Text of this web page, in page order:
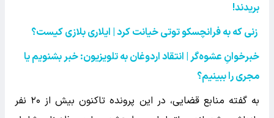
بریدند!
زنی که به فرانچسکو توتی خیانت کرد | ایلاری بلازی کیست؟
خبرخوانِ عشوه‌گر | انتقاد اردوغان به تلویزیون: خبر بشنویم یا
مجری را ببینیم؟
به گفته منابع قضایی، در این پرونده تاکنون بیش از ۲۰ نفر